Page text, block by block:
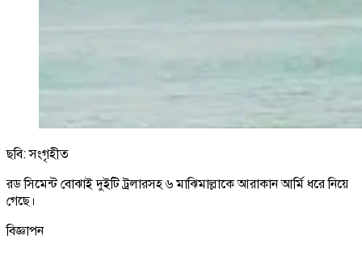
ছবি: সংগৃহীত
রড সিমেন্ট বোঝাই দুইটি ট্রলারসহ ৬ মাঝিমাল্লাকে আরাকান আর্মি ধরে নিয়ে
গেছে।
বিজ্ঞাপন